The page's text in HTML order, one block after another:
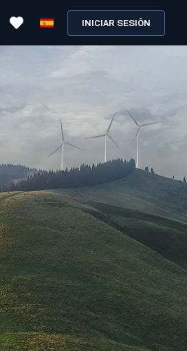
INICIAR SESIÓN